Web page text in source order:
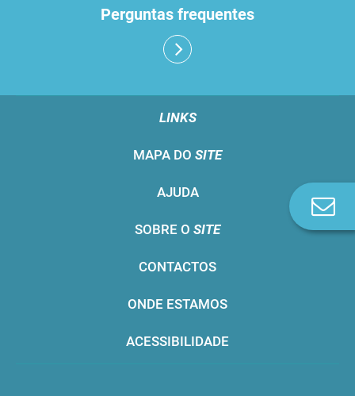
Perguntas frequentes
LINKS
MAPA DO SITE
AJUDA
SOBRE O SITE
CONTACTOS
ONDE ESTAMOS
ACESSIBILIDADE